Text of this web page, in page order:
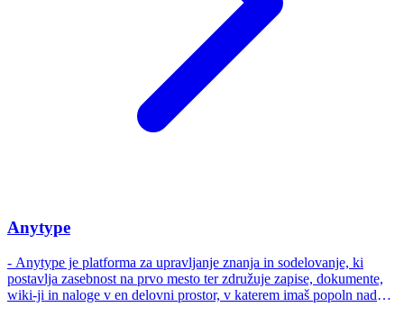
Anytype
- Anytype je platforma za upravljanje znanja in sodelovanje, ki
postavlja zasebnost na prvo mesto ter združuje zapise, dokumente,
wiki-ji in naloge v en delovni prostor, v katerem imaš popoln nadzor